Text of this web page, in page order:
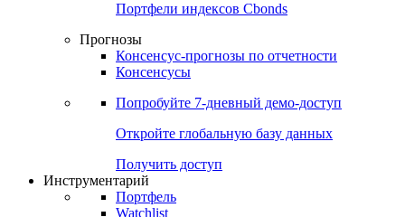
Soft Commodities
Виджет:
Портфели индексов Cbonds
Прогнозы
Консенсусы
Попробуйте7-дневный
Откройте глобальную базу данных